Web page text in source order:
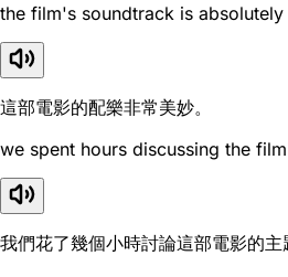
the film's soundtrack is
這部電影的配樂非常美妙。
we spent hours discussing the
我們花了幾個小時討論這部電影的主